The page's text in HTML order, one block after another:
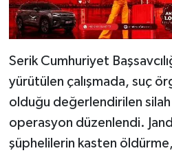
Serik Cumhuriyet
yürütülen çalışmada, suç
olduğu değerlendirilen
operasyon düzenlendi.
şüphelilerin kasten